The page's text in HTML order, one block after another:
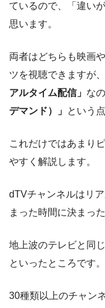
ているので、「違い
思います。
両者はどちらも映画
ツを視聴できますが
アルタイム配信」 な
デマンド）」 という
これだけではあまり
やすく解説します。
dTVチャンネルはリ
まった時間に決まっ
地上波のテレビと同
といったところです。
30種類以上のチャン